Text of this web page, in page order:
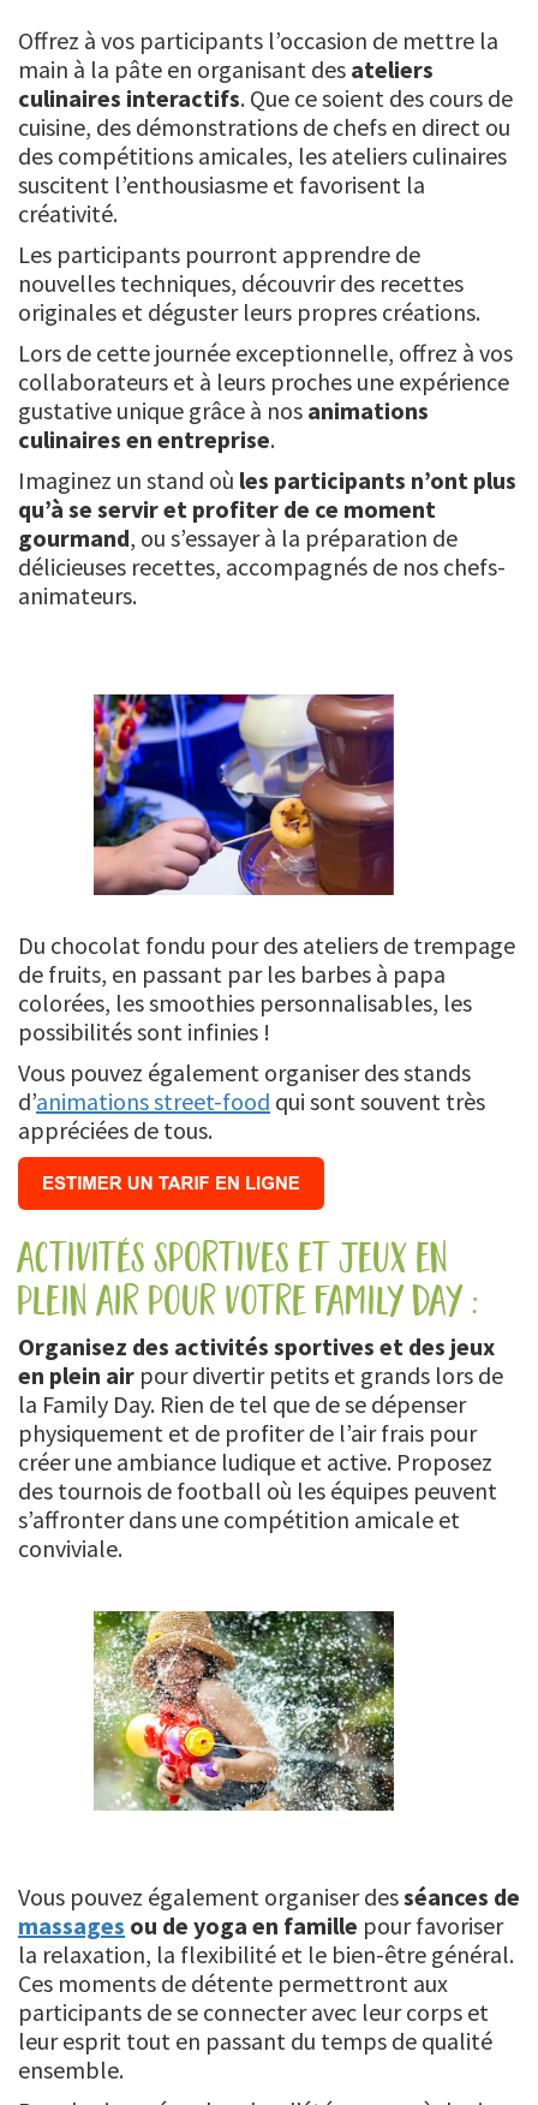
Offrez à vos participants l’occasion de mettre la
main à la pâte en organisant des ateliers
culinaires interactifs. Que ce soient des cours de
cuisine, des démonstrations de chefs en direct ou
des compétitions amicales, les ateliers culinaires
suscitent l’enthousiasme et favorisent la
créativité.
Les participants pourront apprendre de
nouvelles techniques, découvrir des recettes
originales et déguster leurs propres créations.
Lors de cette journée exceptionnelle, offrez à vos
collaborateurs et à leurs proches une expérience
gustative unique grâce à nos animations
culinaires en entreprise.
Imaginez un stand où les participants n’ont plus
qu’à se servir et profiter de ce moment
gourmand, ou s’essayer à la préparation de
délicieuses recettes, accompagnés de nos chefs-
animateurs.
Du chocolat fondu pour des ateliers de trempage
de fruits, en passant par les barbes à papa
colorées, les smoothies personnalisables, les
possibilités sont infinies !
Vous pouvez également organiser des stands
d’animations street-food qui sont souvent très
appréciées de tous.
activités sportives et jeux en
plein air pour votre family day :
Organisez des activités sportives et des jeux
en plein air pour divertir petits et grands lors de
la Family Day. Rien de tel que de se dépenser
physiquement et de profiter de l’air frais pour
créer une ambiance ludique et active. Proposez
des tournois de football où les équipes peuvent
s’affronter dans une compétition amicale et
conviviale.
Vous pouvez également organiser desséances de
massages ou de yoga en famille pour favoriser
la relaxation, la flexibilité et le bien-être général.
Ces moments de détente permettront aux
participants de se connecter avec leur corps et
leur esprit tout en passant du temps de qualité
ensemble.